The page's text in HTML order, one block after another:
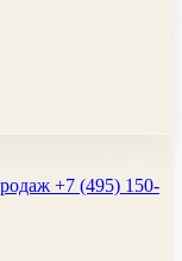
+7 (495) 150-